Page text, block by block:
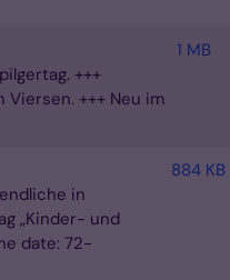
+++
+++ Neu im
1 MB
in
„Kinder- und
date: 72-
884 KB